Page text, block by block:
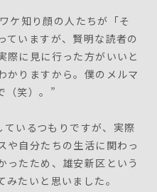
ケ知り顔の人たちが「そ
ていますが、賢明な読者の
際に見に行った方がいいと
かりますから。僕のメルマ
（笑）。”
いるつもりですが、実際
や自分たちの生活に関わっ
ったため、雄安新区という
たいと思いました。